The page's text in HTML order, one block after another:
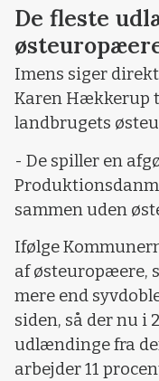
De fleste
Imens siger
Karen Hækkerup
landbrugets
- De spiller en
sammen uden
Ifølge
af østeuropæere,
mere end
siden, så der nu i
udlændinge fra
arbejder 11